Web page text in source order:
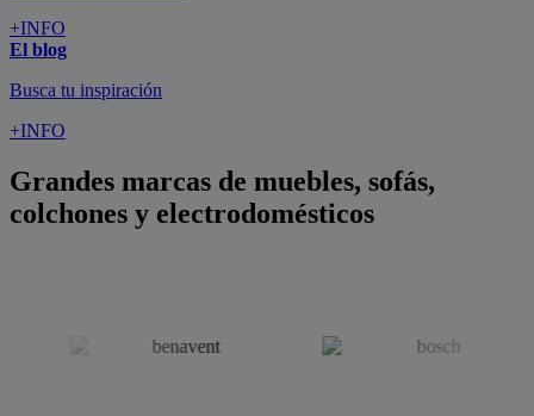
+INFO
El blog
Busca tu inspiración
+INFO
Grandes marcas de muebles, sofás,
colchones y electrodomésticos